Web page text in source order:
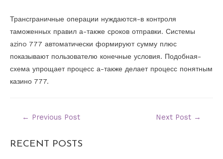
Трансграничные операции нуждаются-в контроля
таможенных правил а-также сроков отправки. Системы
azino 777 автоматически формируют сумму плюс
показывают пользователю конечные условия. Подобная-
схема упрощает процесс а-также делает процесс понятным
казино 777.
← Previous Post Next Post →
RECENT POSTS